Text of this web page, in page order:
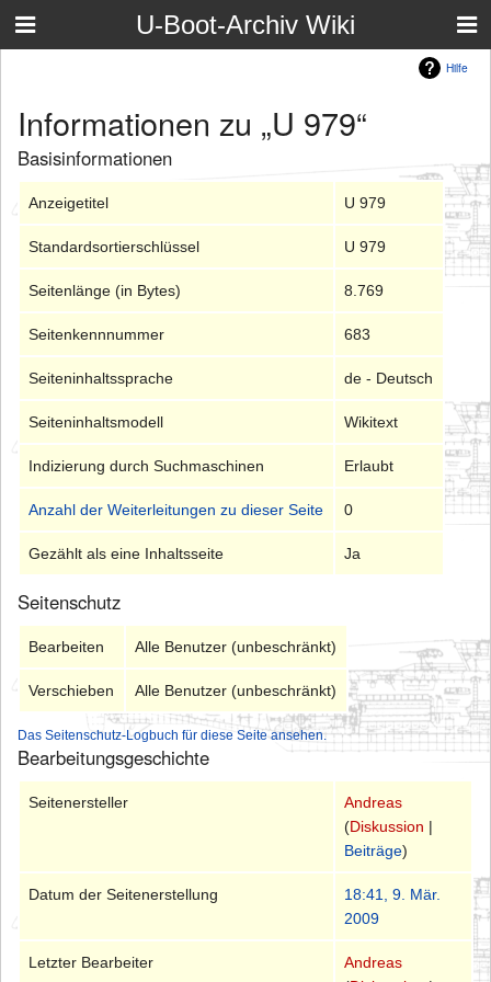
U-Boot-Archiv Wiki
Hilfe
Informationen zu „U 979“
Basisinformationen
Anzeigetitel U 979
Standardsortierschlüssel U 979
Seitenlänge (in Bytes) 8.769
Seitenkennnummer 683
Seiteninhaltssprache de - Deutsch
Seiteninhaltsmodell Wikitext
Indizierung durch Suchmaschinen Erlaubt
Anzahl der Weiterleitungen zu dieser Seite 0
Gezählt als eine Inhaltsseite Ja
Seitenschutz
Bearbeiten Alle Benutzer (unbeschränkt)
Verschieben Alle Benutzer (unbeschränkt)
Das Seitenschutz-Logbuch für diese Seite ansehen.
Bearbeitungsgeschichte
Seitenersteller
Andreas
(Diskussion |
Beiträge)
Datum der Seitenerstellung
18:41, 9. Mär.
2009
Letzter Bearbeiter
Andreas